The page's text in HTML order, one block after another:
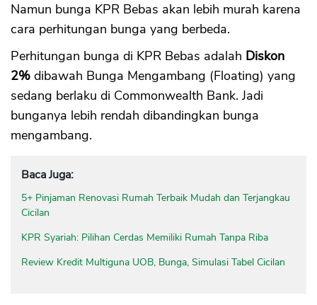
Namun bunga KPR Bebas akan lebih murah karena
cara perhitungan bunga yang berbeda.
Perhitungan bunga di KPR Bebas adalah Diskon
2% dibawah Bunga Mengambang (Floating) yang
sedang berlaku di Commonwealth Bank. Jadi
bunganya lebih rendah dibandingkan bunga
mengambang.
Baca Juga:
5+ Pinjaman Renovasi Rumah Terbaik Mudah dan Terjangkau
Cicilan
KPR Syariah: Pilihan Cerdas Memiliki Rumah Tanpa Riba
Review Kredit Multiguna UOB, Bunga, Simulasi Tabel Cicilan